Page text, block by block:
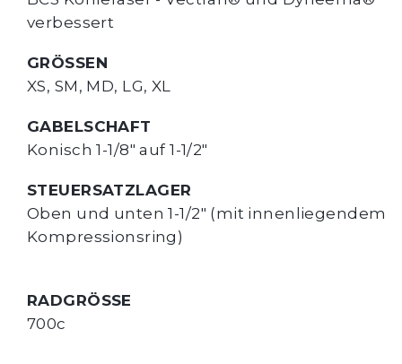
verbessert
GRÖSSEN
XS, SM, MD, LG, XL
GABELSCHAFT
Konisch 1-1/8" auf 1-1/2"
STEUERSATZLAGER
Oben und unten 1-1/2" (mit innenliegendem
Kompressionsring)
RADGRÖSSE
700c